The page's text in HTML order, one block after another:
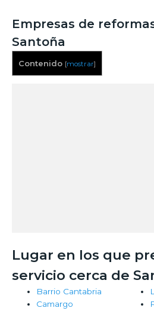
Empresas de
Santoña
Contenido [mostrar]
Lugar en los que
servicio cerca de
Barrio Cantabria
Camargo